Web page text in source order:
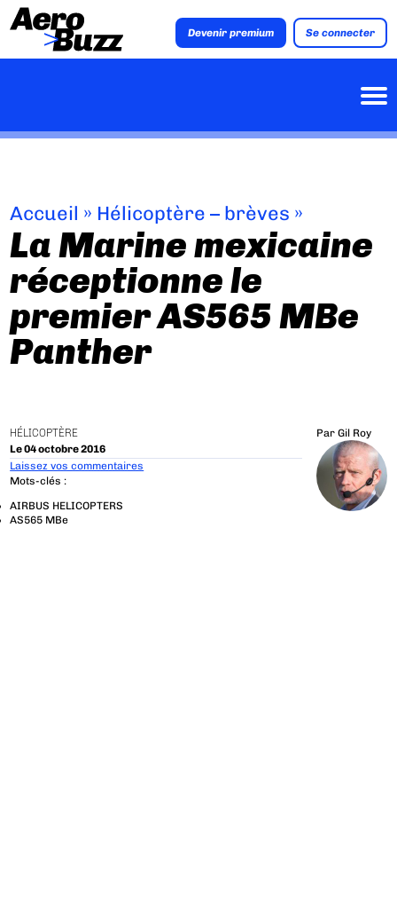
Devenir premium Se connecter
Accueil » Hélicoptère – brèves »
La Marine mexicaine
réceptionne le
premier AS565 MBe
Panther
HÉLICOPTÈRE
Le 04 octobre 2016
Par Gil Roy
Laissez vos commentaires
Mots-clés :
AIRBUS HELICOPTERS
AS565 MBe